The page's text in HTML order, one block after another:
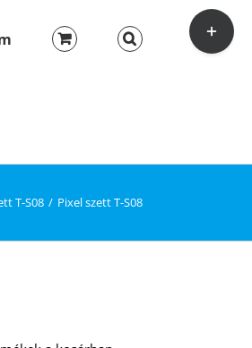
T-S08 Pixel szett T-S08
Toggle
Sliding
Bar